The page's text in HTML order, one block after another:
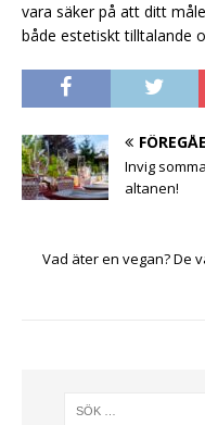
vara säker på att ditt
både estetiskt tilltalande
Invig
altanen!
Vad äter en vegan? De